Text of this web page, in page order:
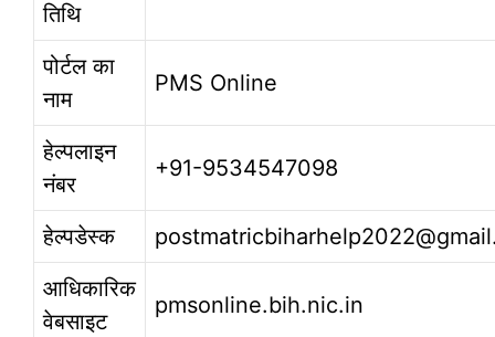
तिथि
पोर्टल का
नाम
PMS Online
हेल्पलाइन
नंबर
+91-9534547098
हेल्पडेस्क
आधिकारिक
वेबसाइट
pmsonline.bih.nic.in